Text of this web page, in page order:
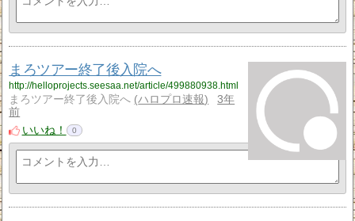
まろツアー終了後入院へ
http://helloprojects.seesaa.net/article/499880938.html
まろツアー終了後入院へ ハロプロ速報
3年
前
いいね！
0